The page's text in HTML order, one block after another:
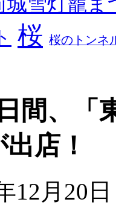
桜 桜のトンネ
間、
店！
12月20